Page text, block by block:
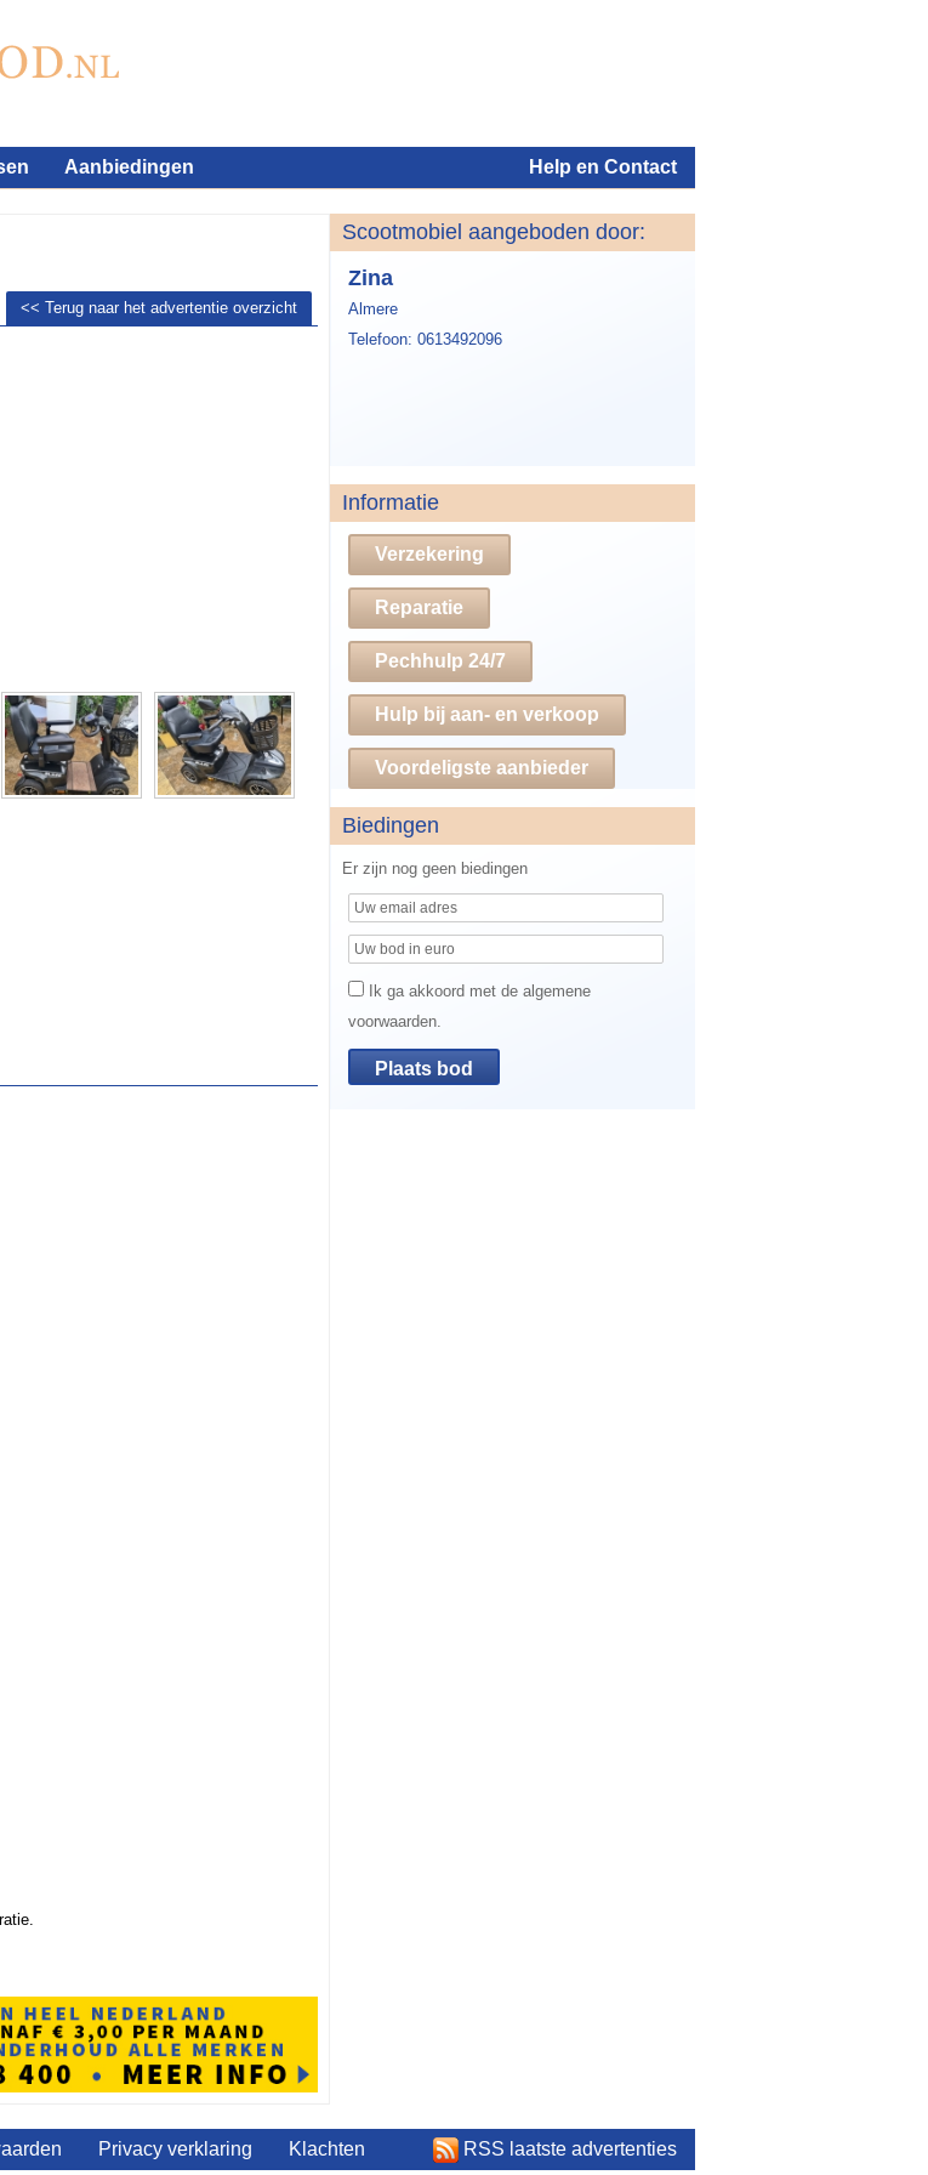
Aanbiedingen Help en Contact
<< Terug naar het advertentie overzicht
Scootmobiel aangeboden door:
Zina
Almere
Telefoon: 0613492096
Informatie
Verzekering
Reparatie
Pechhulp 24/7
Hulp bij aan- en verkoop
Voordeligste aanbieder
Biedingen
Er zijn nog geen biedingen
Ik ga akkoord met de algemene
voorwaarden.
Privacy verklaring RSS laatste advertenties
Klachten